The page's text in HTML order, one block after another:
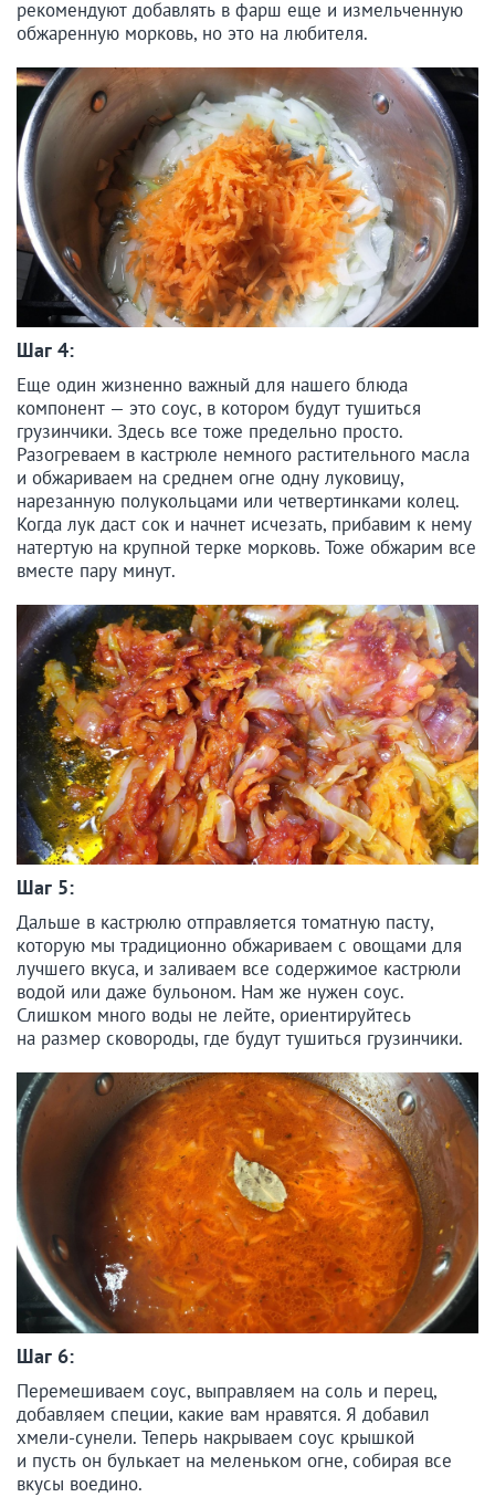
рекомендуют добавлять в фарш еще и измельченную
обжаренную морковь, но это на любителя.
Шаг 4:
Еще один жизненно важный для нашего блюда
компонент — это соус, в котором будут тушиться
грузинчики. Здесь все тоже предельно просто.
Разогреваем в кастрюле немного растительного масла
и обжариваем на среднем огне одну луковицу,
нарезанную полукольцами или четвертинками колец.
Когда лук даст сок и начнет исчезать, прибавим к нему
натертую на крупной терке морковь. Тоже обжарим все
вместе пару минут.
Шаг 5:
Дальше в кастрюлю отправляется томатную пасту,
которую мы традиционно обжариваем с овощами для
лучшего вкуса, и заливаем все содержимое кастрюли
водой или даже бульоном. Нам же нужен соус.
Слишком много воды не лейте, ориентируйтесь
на размер сковороды, где будут тушиться грузинчики.
Шаг 6:
Перемешиваем соус, выправляем на соль и перец,
добавляем специи, какие вам нравятся. Я добавил
хмели-сунели. Теперь накрываем соус крышкой
и пусть он булькает на меленьком огне, собирая все
вкусы воедино.